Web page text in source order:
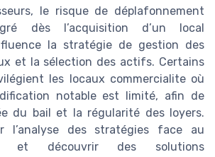
le risque de déplafonnement
dès l’acquisition d’un local
la stratégie de gestion des
et la sélection des actifs. Certains
les locaux commercialite où
notable est limité, afin de
du bail et la régularité des loyers.
l’analyse des stratégies face au
et découvrir des solutions